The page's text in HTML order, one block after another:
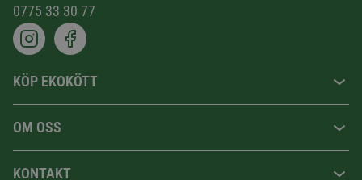
0775 33 30 77
KÖP EKOKÖTT
OM OSS
KONTAKT